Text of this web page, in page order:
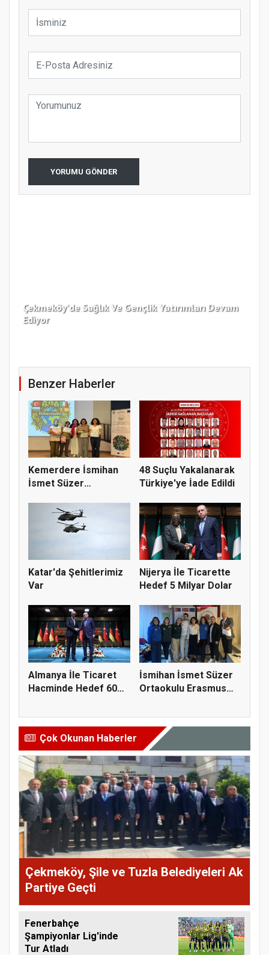
YORUMU GÖNDER
Çekmeköy’de Sağlık Ve Gençlik Yatırımları Devam
Ediyor
Benzer Haberler
Kemerdere İsmihan
İsmet Süzer
48 Suçlu Yakalanarak
Türkiye'ye İade Edildi
Katar'da Şehitlerimiz
Var
Nijerya İle Ticarette
Hedef 5 Milyar Dolar
Almanya İle Ticaret
Hacminde Hedef 60
İsmihan İsmet Süzer
Ortaokulu Erasmus
Çok Okunan Haberler
Çekmeköy, Şile ve Tuzla Belediyeleri Ak
Partiye Geçti
Fenerbahçe
Şampiyonlar Lig'inde
Tur Atladı